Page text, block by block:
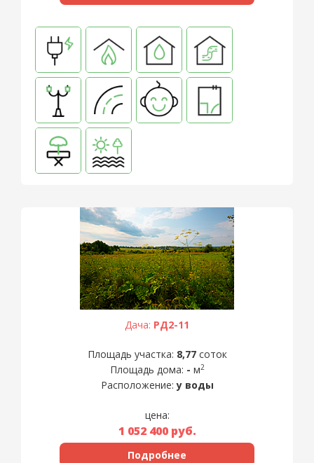
Дача: РД2-11
Площадь участка: 8,77соток
Площадь дома: - м2
Расположение:у воды
цена:
1 052 400руб.
Подробнее